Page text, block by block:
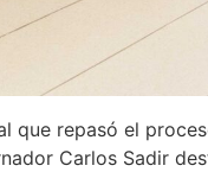
que repasó el
Carlos Sadir